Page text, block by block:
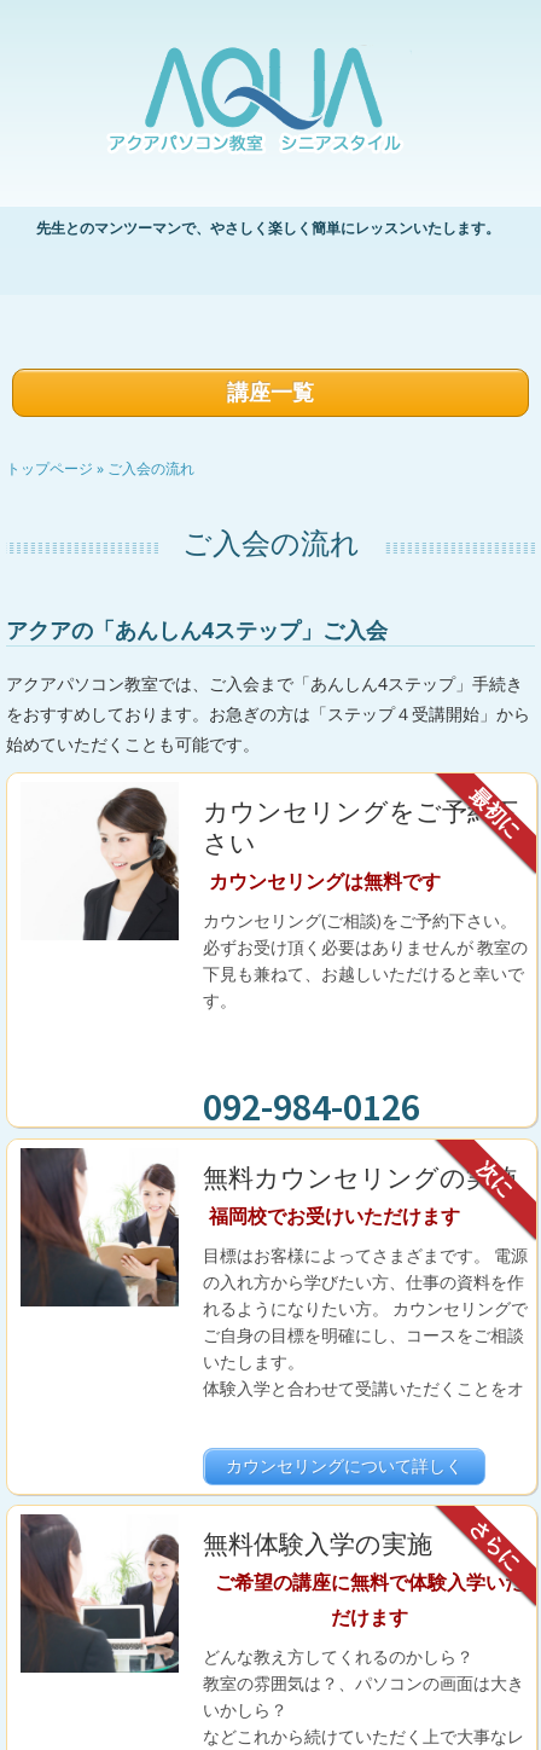
先生とのマンツーマンで、やさしく楽しく簡単にレッスンいたします。
講座一覧
トップページ » ご入会の流れ
ご入会の流れ
アクアの「あんしん4ステップ」ご入会
アクアパソコン教室では、ご入会まで「あんしん4ステップ」手続き
をおすすめしております。お急ぎの方は「ステップ４受講開始」から
始めていただくことも可能です。
最初に
カウンセリングをご予約下
さい
カウンセリングは無料です
カウンセリング(ご相談)をご予約下さい。
必ずお受け頂く必要はありませんが 教室の
下見も兼ねて、お越しいただけると幸いで
す。
092-984-0126
次に
無料カウンセリングの実施
福岡校でお受けいただけます
目標はお客様によってさまざまです。 電源
の入れ方から学びたい方、仕事の資料を作
れるようになりたい方。 カウンセリングで
ご自身の目標を明確にし、コースをご相談
いたします。
体験入学と合わせて受講いただくことをオ
カウンセリングについて詳しく
さらに
無料体験入学の実施
ご希望の講座に無料で体験入学いた
だけます
どんな教え方してくれるのかしら？
教室の雰囲気は？、パソコンの画面は大き
いかしら？
などこれから続けていただく上で大事なレ